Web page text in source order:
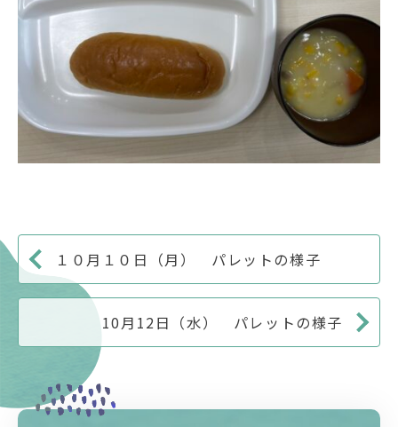
１０月１０日（月） パレットの様子
10月12日（水） パレットの様子